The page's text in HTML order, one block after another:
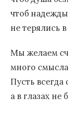
чтоб
не терялись
Мы желаем
много
Пусть всегда
а в глазах не